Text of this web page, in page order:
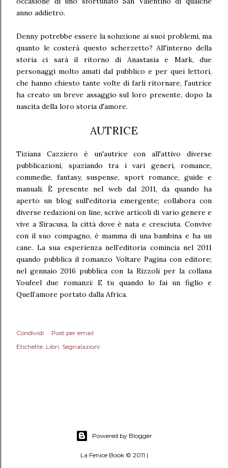
anno addietro.
Denny potrebbe essere la soluzione ai suoi problemi, ma
quanto le costerà questo scherzetto? All'interno della
storia ci sarà il ritorno di Anastasia e Mark, due
personaggi molto amati dal pubblico e per quei lettori,
che hanno chiesto tante volte di farli ritornare, l'autrice
ha creato un breve assaggio sul loro presente, dopo la
nascita della loro storia d'amore.
AUTRICE
Tiziana Cazziero è un'autrice con all'attivo diverse
pubblicazioni, spaziando tra i vari generi, romance,
commedie, fantasy, suspense, sport romance, guide e
manuali. È presente nel web dal 2011, da quando ha
aperto un blog sull'editoria emergente; collabora con
diverse redazioni on line, scrive articoli di vario genere e
vive a Siracusa, la città dove è nata e cresciuta. Convive
con il suo compagno, è mamma di una bambina e ha un
cane. La sua esperienza nell’editoria comincia nel 2011
quando pubblica il romanzo Voltare Pagina con editore;
nel gennaio 2016 pubblica con la Rizzoli per la collana
Youfeel due romanzi: E tu quando lo fai un figlio e
Quell’amore portato dalla Africa.
Condividi
Post per email
Etichette: Libri Segnalazioni
Powered by Blogger
La Fenice Book © 2011 |